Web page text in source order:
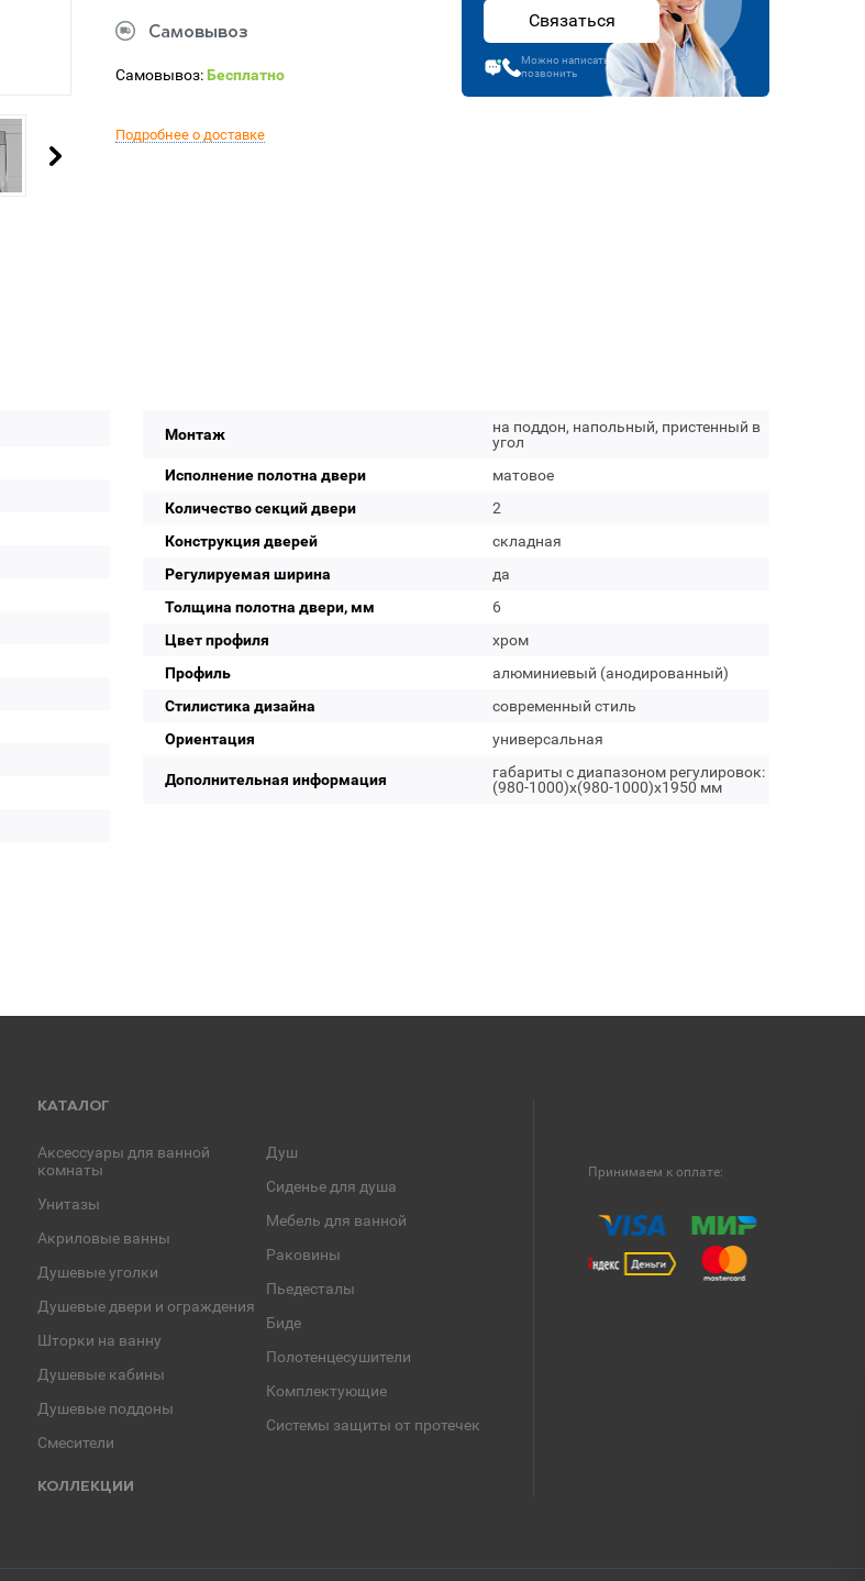
Самовывоз
Самовывоз:Бесплатно
Подробнее о доставке
Связаться
Можно написать или
позвонить
Монтаж
на поддон, напольный, пристенный в
угол
Исполнение полотна двери
матовое
Количество секций двери
2
Конструкция дверей
складная
Регулируемая ширина
да
Толщина полотна двери, мм
6
Цвет профиля
хром
Профиль
алюминиевый (анодированный)
Стилистика дизайна
современный стиль
Ориентация
универсальная
Дополнительная информация
габариты с диапазоном регулировок:
(980-1000)x(980-1000)x1950 мм
КАТАЛОГ
Аксессуары для ванной
комнаты
Унитазы
Акриловые ванны
Душевые уголки
Душевые двери и ограждения
Шторки на ванну
Душевые кабины
Душевые поддоны
Смесители
Душ
Сиденье для душа
Мебель для ванной
Раковины
Пьедесталы
Биде
Полотенцесушители
Комплектующие
Системы защиты от протечек
КОЛЛЕКЦИИ
Принимаем к оплате: